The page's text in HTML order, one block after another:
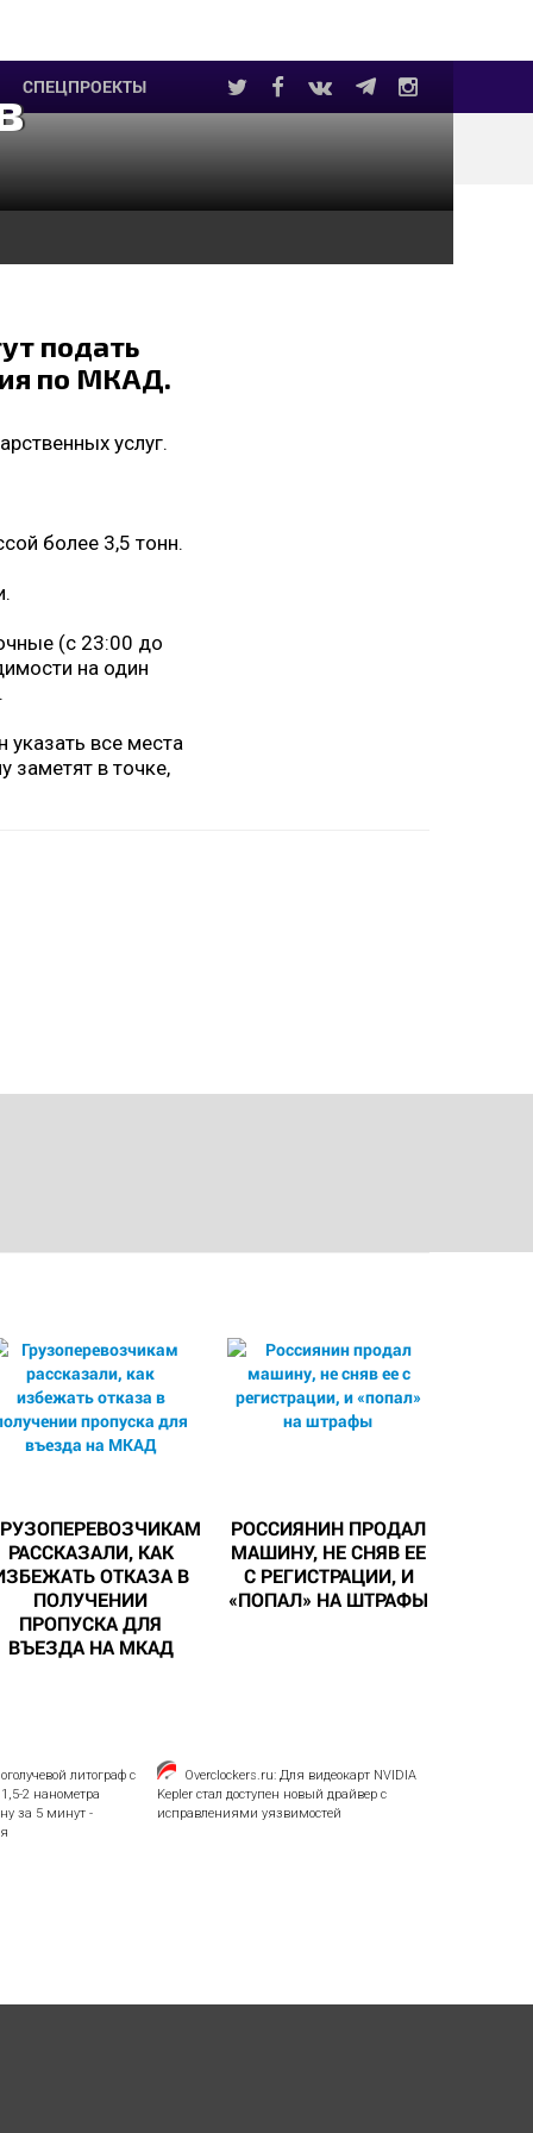
СПЕЦПРОЕКТЫ
подать
по МКАД.
услуг.
более 3,5 тонн.
(c 23:00 до
на один
все места
заметят в точке,
РАССКАЗАЛИ, КАК
ОТКАЗА В
ПОЛУЧЕНИИ
ПРОПУСКА ДЛЯ
ВЪЕЗДА НА МКАД
РОССИЯНИН ПРОДАЛ
МАШИНУ, НЕ СНЯВ ЕЕ
С РЕГИСТРАЦИИ, И
«ПОПАЛ» НА ШТРАФЫ
литограф с
2 нанометра
за 5 минут -
Overclockers.ru: Для видеокарт NVIDIA
Kepler стал доступен новый драйвер с
исправлениями уязвимостей